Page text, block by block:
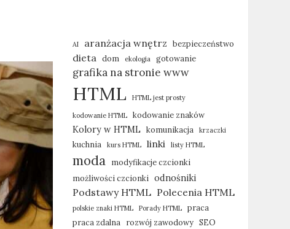
AI aranżacja wnętrz bezpieczeństwo
dieta dom ekologia gotowanie
grafika na stronie www
HTML HTML jest prosty
kodowanie HTML kodowanie znaków
Kolory w HTML komunikacja krzaczki
kuchnia kurs HTML linki listy HTML
moda
modyfikacje czcionki
możliwości czcionki
odnośniki
Podstawy HTML Polecenia HTML
polskie znaki HTML Porady HTML
praca
praca zdalna
rozwój zawodowy SEO